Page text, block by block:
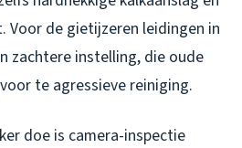
de gietijzeren leidingen in
zachtere instelling, die oude
te agressieve reiniging.
doe is camera-inspectie